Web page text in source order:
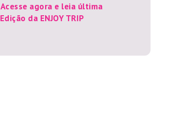
Acesse agora e leia última
Edição da ENJOY TRIP